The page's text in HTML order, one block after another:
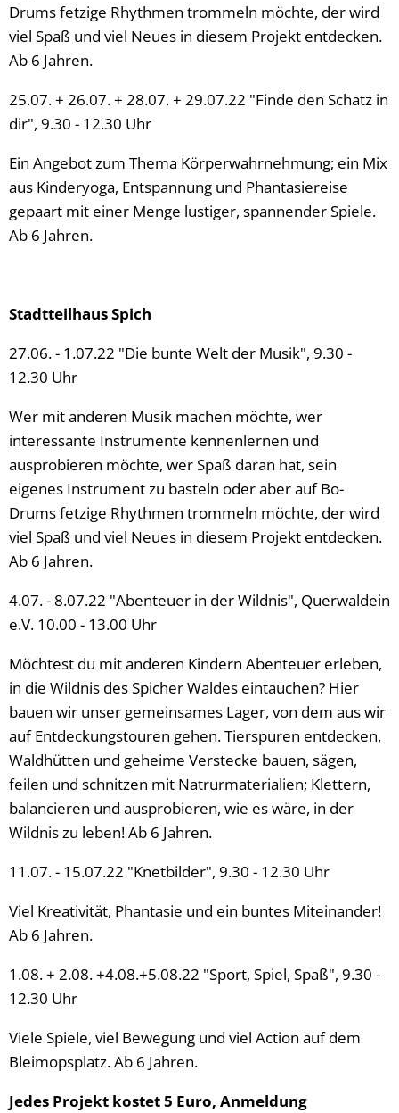
Drums fetzige Rhythmen trommeln möchte, der wird
viel Spaß und viel Neues in diesem Projekt entdecken.
Ab 6 Jahren.
25.07. + 26.07. + 28.07. + 29.07.22 "Finde den Schatz in
dir", 9.30 - 12.30 Uhr
Ein Angebot zum Thema Körperwahrnehmung; ein Mix
aus Kinderyoga, Entspannung und Phantasiereise
gepaart mit einer Menge lustiger, spannender Spiele.
Ab 6 Jahren.
Stadtteilhaus Spich
27.06. - 1.07.22 "Die bunte Welt der Musik", 9.30 -
12.30 Uhr
Wer mit anderen Musik machen möchte, wer
interessante Instrumente kennenlernen und
ausprobieren möchte, wer Spaß daran hat, sein
eigenes Instrument zu basteln oder aber auf Bo-
Drums fetzige Rhythmen trommeln möchte, der wird
viel Spaß und viel Neues in diesem Projekt entdecken.
Ab 6 Jahren.
4.07. - 8.07.22 "Abenteuer in der Wildnis", Querwaldein
e.V. 10.00 - 13.00 Uhr
Möchtest du mit anderen Kindern Abenteuer erleben,
in die Wildnis des Spicher Waldes eintauchen? Hier
bauen wir unser gemeinsames Lager, von dem aus wir
auf Entdeckungstouren gehen. Tierspuren entdecken,
Waldhütten und geheime Verstecke bauen, sägen,
feilen und schnitzen mit Natrurmaterialien; Klettern,
balancieren und ausprobieren, wie es wäre, in der
Wildnis zu leben! Ab 6 Jahren.
11.07. - 15.07.22 "Knetbilder", 9.30 - 12.30 Uhr
Viel Kreativität, Phantasie und ein buntes Miteinander!
Ab 6 Jahren.
1.08. + 2.08. +4.08.+5.08.22 "Sport, Spiel, Spaß", 9.30 -
12.30 Uhr
Viele Spiele, viel Bewegung und viel Action auf dem
Bleimopsplatz. Ab 6 Jahren.
Jedes Projekt kostet 5 Euro, Anmeldung